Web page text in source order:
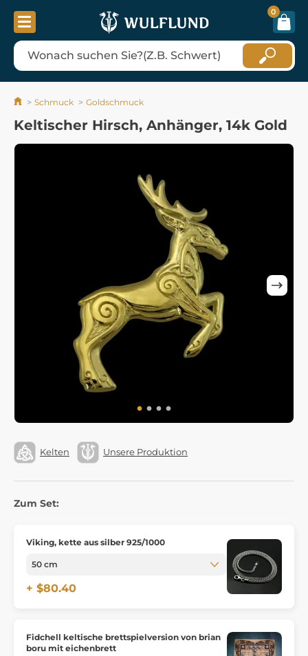
0
Schmuck Goldschmuck
Keltischer Hirsch, Anhänger, 14k Gold
Kelten Unsere Produktion
Zum Set:
Viking, kette aus silber 925/1000
+ $80.40
Fidchell keltische brettspielversion von brian
boru mit eichenbrett